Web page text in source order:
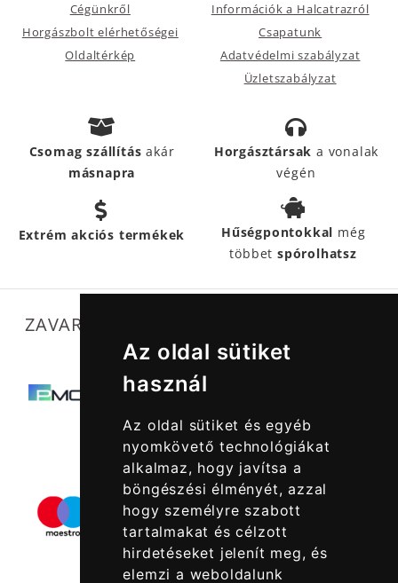
Az oldal sütiket
használ
Az oldal sütiket és egyéb
nyomkövető technológiákat
alkalmaz, hogy javítsa a
böngészési élményét, azzal
hogy személyre szabott
tartalmakat és célzott
hirdetéseket jelenít meg, és
elemzi a weboldalunk
Cégünkről
Horgászbolt elérhetőségei
Oldaltérkép
Információk a Halcatrazról
Csapatunk
Adatvédelmi szabályzat
Üzletszabályzat
Csomag szállításakár
másnapra
Horgásztársak a vonalak
végén
Extrém akciós termékek Hűségpontokkal még
többetspórolhatsz
ZAVARTALAN MŰKÖDÉSÜNKET SEGÍTIK